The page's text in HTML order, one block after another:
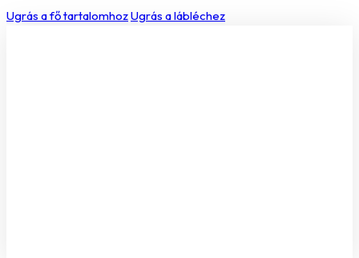
Ugrás a fő tartalomhozUgrás a lábléchez